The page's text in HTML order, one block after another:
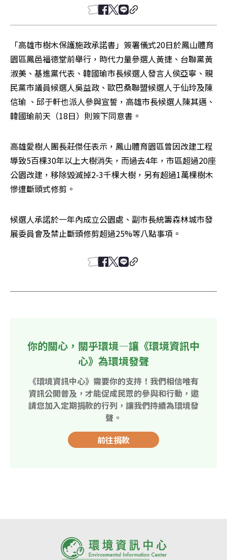
「高雄市樹木保護施政承諾書」簽署儀式20日於鳳山體育
園區鳳邑福德堂前舉行，時代力量參選人黃捷、台聯黨黃
淑美、基進黨代表、韓國瑜市長候選人發言人侯亞寧、親
民黨市議員候選人吳益政、歐巴桑聯盟候選人于仙玲及陳
信瑜 、邱于軒也派人參與宣誓，高雄市長候選人陳其邁、
韓國瑜前天（18日）則簽下同意書。
高雄愛樹人團長莊傑任表示，鳳山體育園區曾因改建工程
導致5百棵30年以上大樹消失，而過去4年，市區超過20座
公園改建，移除毀滅掉2-3千棵大樹，另有超過1萬棵樹木
慘遭斷頭式修剪。
候選人承諾於一年內成立公園處、副市長統籌森林城市發
展委員會及禁止斷頭修剪超過25%等八點事項。
你的關心，關乎環境—讓《環境資訊中
心》為環境發聲
《環境資訊中心》需要你的支持！我們相信唯有
資訊公開普及，才能促成民眾的參與和行動，邀
請您加入定期捐款的行列，讓我們持續為環境發
聲。
前往捐款